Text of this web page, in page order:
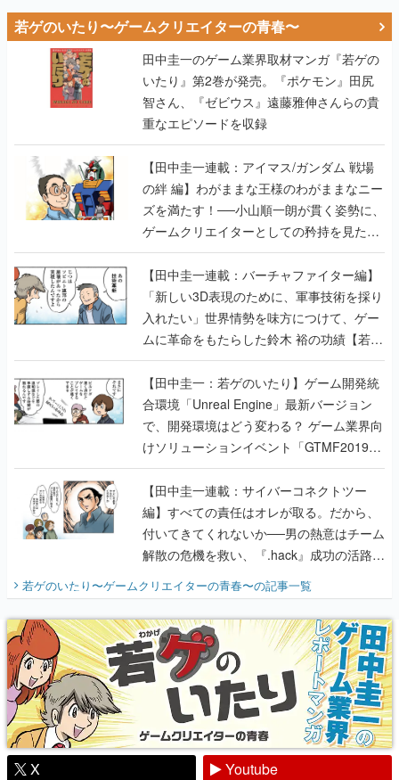
若ゲのいたり〜ゲームクリエイターの青春〜
田中圭一のゲーム業界取材マンガ『若ゲの
いたり』第2巻が発売。『ポケモン』田尻
智さん、『ゼビウス』遠藤雅伸さんらの貴
重なエピソードを収録
【田中圭一連載：アイマス/ガンダム 戦場
の絆 編】わがままな王様のわがままなニー
ズを満たす！──小山順一朗が貫く姿勢に、
ゲームクリエイターとしての矜持を見た
【若ゲのいたり最終回】
【田中圭一連載：バーチャファイター編】
「新しい3D表現のために、軍事技術を採り
入れたい」世界情勢を味方につけて、ゲー
ムに革命をもたらした鈴木 裕の功績【若ゲ
のいたり】
【田中圭一：若ゲのいたり】ゲーム開発統
合環境「Unreal Engine」最新バージョン
で、開発環境はどう変わる？ ゲーム業界向
けソリューションイベント「GTMF2019」
に行って、より理解を深めよう【PR】
【田中圭一連載：サイバーコネクトツー
編】すべての責任はオレが取る。だから、
付いてきてくれないか──男の熱意はチーム
解散の危機を救い、『.hack』成功の活路を
『少年ジャンプ』色だった【若ゲのいた
り】
若ゲのいたり〜ゲームクリエイターの青春〜の記事一覧
X
Youtube